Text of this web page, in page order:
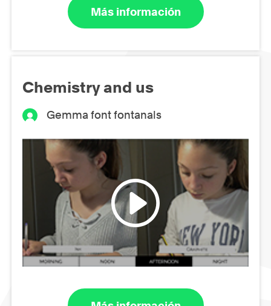
Más información
Chemistry and us
Gemma font fontanals